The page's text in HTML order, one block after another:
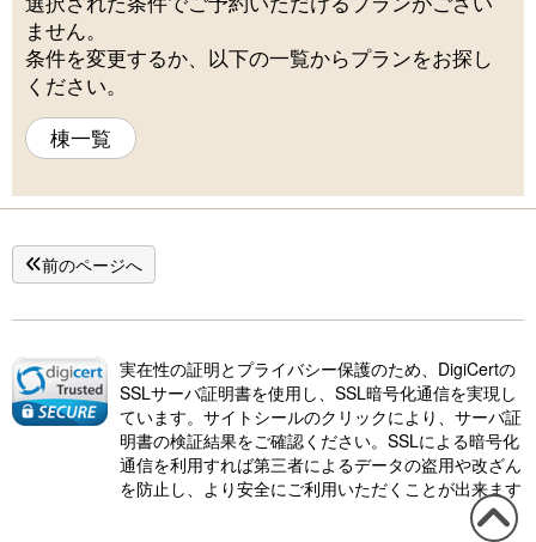
ません。
条件を変更するか、以下の一覧からプランをお探し
ください。
棟一覧
前のページへ
実在性の証明とプライバシー保護のため、DigiCertの
SSLサーバ証明書を使用し、SSL暗号化通信を実現し
ています。サイトシールのクリックにより、サーバ証
明書の検証結果をご確認ください。SSLによる暗号化
通信を利用すれば第三者によるデータの盗用や改ざん
を防止し、より安全にご利用いただくことが出来ます